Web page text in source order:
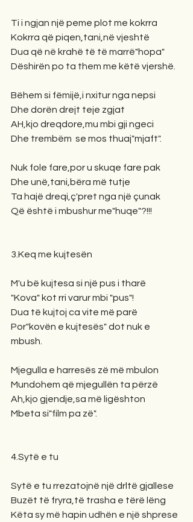
Ti i ngjan një peme plot me kokrra
Kokrra që piqen,tani,në vjeshtë
Dua që në krahë të të marrë"hopa"
Dëshirën po ta them me këtë vjershë.
Bëhem si fëmijë,i nxitur nga nepsi
Dhe dorën drejt teje zgjat
AH,kjo dreqdore,mu mbi gji ngeci
Dhe trembëm  se mos thuaj"mjaft".
Nuk fole fare,por u skuqe fare pak
Dhe unë,tani,bëra më tutje
Ta hajë dreqi,ç'pret nga një çunak
Që është i mbushur me"huqe"?!!!
3.Keq me kujtesën
M'u bë kujtesa si një pus i tharë
"Kova" kot rri varur mbi "pus"!
Dua të kujtoj ca vite më parë
Por"kovën e kujtesës" dot nuk e
mbush.
Mjegulla e harresës zë më mbulon
Mundohem që mjegullën ta përzë
Ah,kjo gjendje,sa më ligështon
Mbeta si"film pa zë".
4.Sytë e tu
Sytë e tu rrezatojnë një drltë gjallese
Buzët të fryra,të trasha e tërë lëng
Këta sy më hapin udhën e një shprese